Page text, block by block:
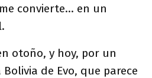
convierte… en un
otoño, y hoy, por un
de Evo, que parece